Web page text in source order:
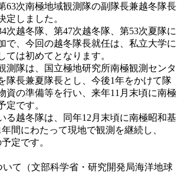
63次南極地域観測隊の副隊長兼越冬隊長
定しました。
越冬隊、第47次越冬隊、第53次夏隊に
で、今回の越冬隊長就任は、私立大学に
ては初めてとなります。
測隊は、国立極地研究所南極観測センタ
隊長兼夏隊長とし、今後1年をかけて隊
資の準備等を行い、来年11月末頃に南極
定です。
越冬隊は、同年12月末頃に南極昭和基
間にわたって現地で観測を継続し、
定です。
て（文部科学省・研究開発局海洋地球